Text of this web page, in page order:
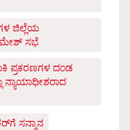
ಜಿಲ್ಲೆಯ
ಸಭೆ
ಪ್ರಕರಣಗಳ ದಂಡ
ನ್ಯಾಯಾಧೀಶರಾದ
ಸನ್ಮಾನ